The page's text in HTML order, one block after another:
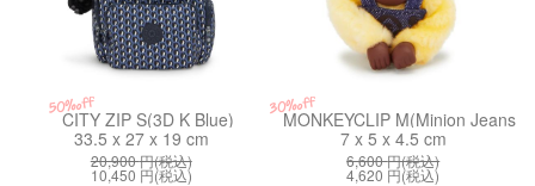
50%off
CITY ZIP S(3D K Blue)
33.5 x 27 x 19 cm
20,900円(税込)
10,450 円(税込)
30%off
MONKEYCLIP M(Minion Jeans
7 x 5 x 4.5 cm
6,600円(税込)
4,620 円(税込)